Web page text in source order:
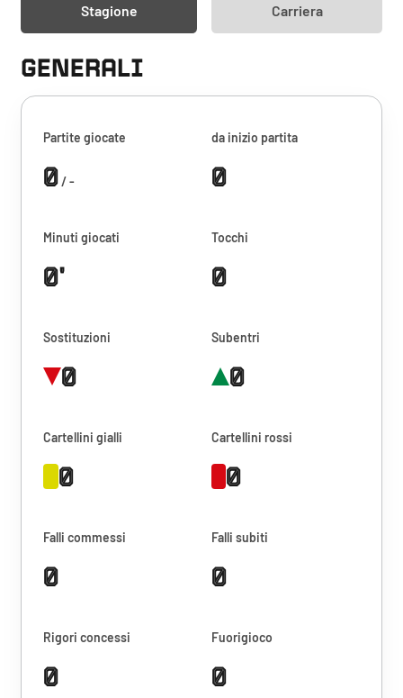
Stagione Carriera
GENERALI
Partite giocate
0/ -
da inizio partita
0
Minuti giocati
0'
Tocchi
0
Sostituzioni
0
Subentri
0
Cartellini gialli
0
Cartellini rossi
0
Falli commessi
0
Falli subiti
0
Rigori concessi
0
Fuorigioco
0